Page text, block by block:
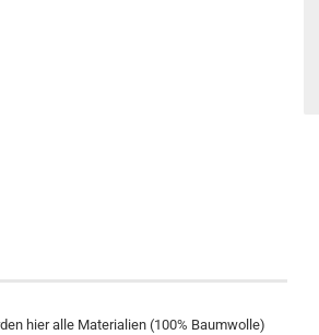
hier alle Materialien (100% Baumwolle)